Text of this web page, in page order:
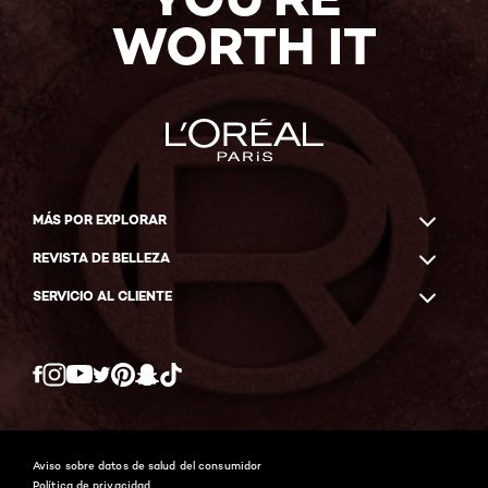
WORTH IT
MÁS POR EXPLORAR
REVISTA DE BELLEZA
SERVICIO AL CLIENTE
Twitter
Aviso sobre datos de salud del consumidor
Política de privacidad